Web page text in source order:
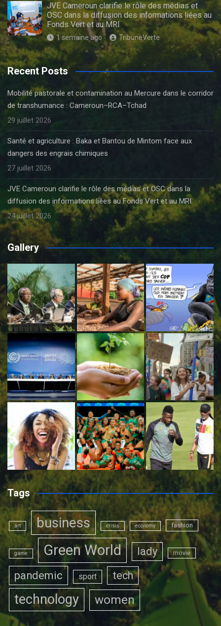
JVE Cameroun clarifie le rôle des médias et
OSC dans la diffusion des informations liées au
Fonds Vert et au MRI
1 semaine ago TribuneVerte
Recent Posts
Mobilité pastorale et contamination au Mercure dans le corridor
de transhumance : Cameroun–RCA–Tchad
29 juillet 2026
Santé et agriculture : Baka et Bantou de Mintom face aux
dangers des engrais chimiques
27 juillet 2026
JVE Cameroun clarifie le rôle des médias et OSC dans la
diffusion des informations liées au Fonds Vert et au MRI
24 juillet 2026
Gallery
Tags
art business crisis economy fashion
game Green World lady movie
pandemic sport tech
technology women